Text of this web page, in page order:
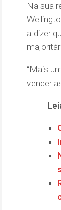
Na sua
a dizer
“Mais
vencer